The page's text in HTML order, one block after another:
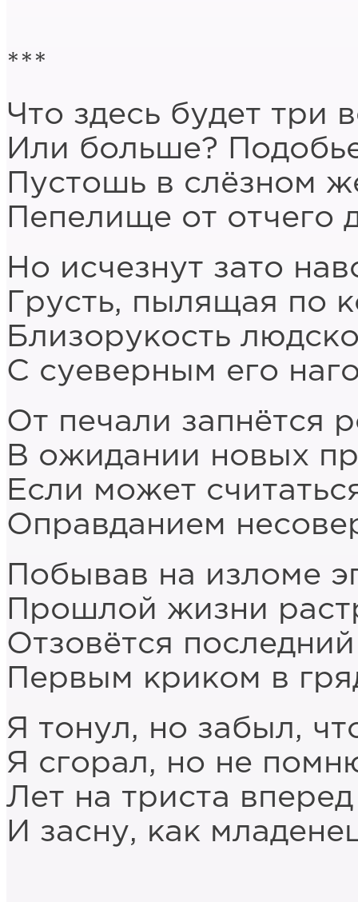
***
Что здесь будет три
Или больше?
Пустошь в слёзном
Пепелище от отчего
Но исчезнут зато
Грусть, пылящая по
Близорукость
С суеверным его
От печали запнётся
В ожидании новых
Если может
Оправданием
Побывав на изломе
Прошлой жизни
Отзовётся
Первым криком в
Я тонул, но забыл,
Я сгорал, но не
Лет на триста вперед
И засну, как